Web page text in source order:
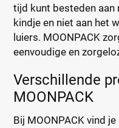
tijd kunt besteden
kindje en niet aan het
luiers. MOONPACK
eenvoudige en
Verschillende
MOONPACK
Bij MOONPACK vind